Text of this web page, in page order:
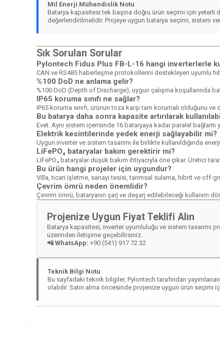
Mil Enerji Mühendislik Notu
Batarya kapasitesi tek başına doğru ürün seçimi için yeterli
değerlendirilmelidir. Projeye uygun batarya seçimi, sistem
Sık Sorulan Sorular
Pylontech Fidus Plus FB-L-16 hangi inverterlerle
CAN ve RS485 haberleşme protokollerini destekleyen uyumlu
%100 DoD ne anlama gelir?
%100 DoD (Depth of Discharge), uygun çalışma koşullarında
IP65 koruma sınıfı ne sağlar?
IP65 koruma sınıfı, ürünün toza karşı tam korumalı olduğunu
Bu batarya daha sonra kapasite artırılarak
Evet. Aynı sistem içerisinde 16 bataryaya kadar paralel
Elektrik kesintilerinde yedek enerji sağlayabilir mi?
Uygun inverter ve sistem tasarımı ile birlikte kullanıldığında
LiFePO₄ bataryalar bakım gerektirir mi?
LiFePO₄ bataryalar düşük bakım ihtiyacıyla öne çıkar. Üretici
Bu ürün hangi projeler için uygundur?
Villa, ticari işletme, sanayi tesisi, tarımsal sulama, hibrit ve off-
Çevrim ömrü neden önemlidir?
Çevrim ömrü, bataryanın şarj ve deşarj edilebileceği kullanım
Projenize Uygun Fiyat Teklifi Alın
Batarya kapasitesi, inverter uyumluluğu ve sistem
üzerinden iletişime geçebilirsiniz.
📲 WhatsApp: +90 (541) 917 72 32
Teknik Bilgi Notu
Bu sayfadaki teknik bilgiler, Pylontech tarafından
olabilir. Satın alma öncesinde projenize uygun ürün seçimi